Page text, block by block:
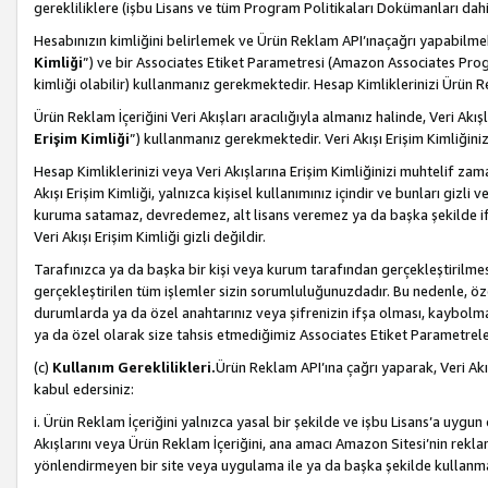
gerekliliklere (işbu Lisans ve tüm Program Politikaları Dokümanları
Hesabınızın kimliğini belirlemek ve Ürün Reklam API’ınaçağrı
Kimliği”) ve bir Associates Etiket Parametresi (Amazon Associates
kimliği olabilir) kullanmanız gerekmektedir. Hesap Kimliklerinizi Ürün
Ürün Reklam İçeriğini Veri Akışları aracılığıyla almanız halinde, Veri
Erişim Kimliği”) kullanmanız gerekmektedir. Veri Akışı Erişim
Hesap Kimliklerinizi veya Veri Akışlarına Erişim Kimliğinizi muhtelif
Akışı Erişim Kimliği, yalnızca kişisel kullanımınız içindir ve bunları
kuruma satamaz, devredemez, alt lisans veremez ya da başka şekilde
Veri Akışı Erişim Kimliği gizli değildir.
Tarafınızca ya da başka bir kişi veya kurum tarafından
gerçekleştirilen tüm işlemler sizin sorumluluğunuzdadır. Bu nedenle,
durumlarda ya da özel anahtarınız veya şifrenizin ifşa olması,
ya da özel olarak size tahsis etmediğimiz Associates Etiket
(c) Kullanım Gereklilikleri.Ürün Reklam API’ına çağrı yaparak, Veri
kabul edersiniz:
i. Ürün Reklam İçeriğini yalnızca yasal bir şekilde ve işbu Lisans’a uygun
Akışlarını veya Ürün Reklam İçeriğini, ana amacı Amazon Sitesi’nin
yönlendirmeyen bir site veya uygulama ile ya da başka şekilde